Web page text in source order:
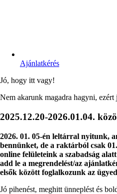
Ajánlatkérés
Jó, hogy itt vagy!
Nem akarunk magadra hagyni,
2025.12.20-2026.01.04.
2026. 01. 05-én leltárral nyitunk,
bennünket, de a raktárból csak
online felületeink a szabadság
add le a megrendelést/az
elsők között foglalkozunk az
Jó pihenést, meghitt ünneplést és